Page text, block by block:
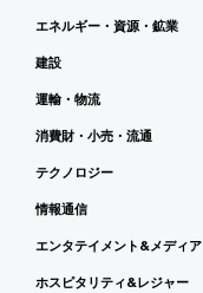
エネルギー・資源・鉱業
建設
運輸・物流
消費財・小売・流通
テクノロジー
情報通信
エンタテイメント&メディア
ホスピタリティ&レジャー